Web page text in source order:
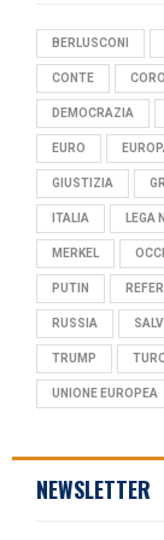
BERLUSCONI
CONTE
DEMOCRAZIA
EURO
GIUSTIZIA
ITALIA LEGA
MERKEL
PUTIN
RUSSIA
TRUMP
UNIONE EUROPEA
NEWSLETTER